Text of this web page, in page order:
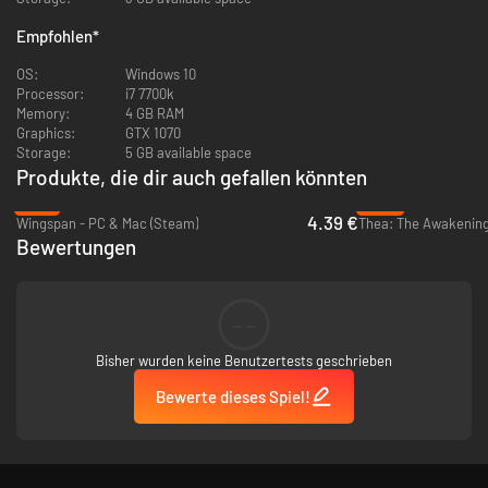
Time is your enemy. Allocate allies and manage resources before the
sand runs out. Accumulate wealth, secrets, and influence to survive the
court's deadly politics. Every hour wasted brings the headsman closer.
Empfohlen*
OS:
Windows 10
Processor:
i7 7700k
Memory:
4 GB RAM
Graphics:
GTX 1070
Storage:
5 GB available space
Produkte, die dir auch gefallen könnten
Wingspan - PC & Mac (Steam)
4.39 €Thea: The
Bewertungen
Bisher wurden keine Benutzertests geschrieben
Bewerte dieses Spiel!